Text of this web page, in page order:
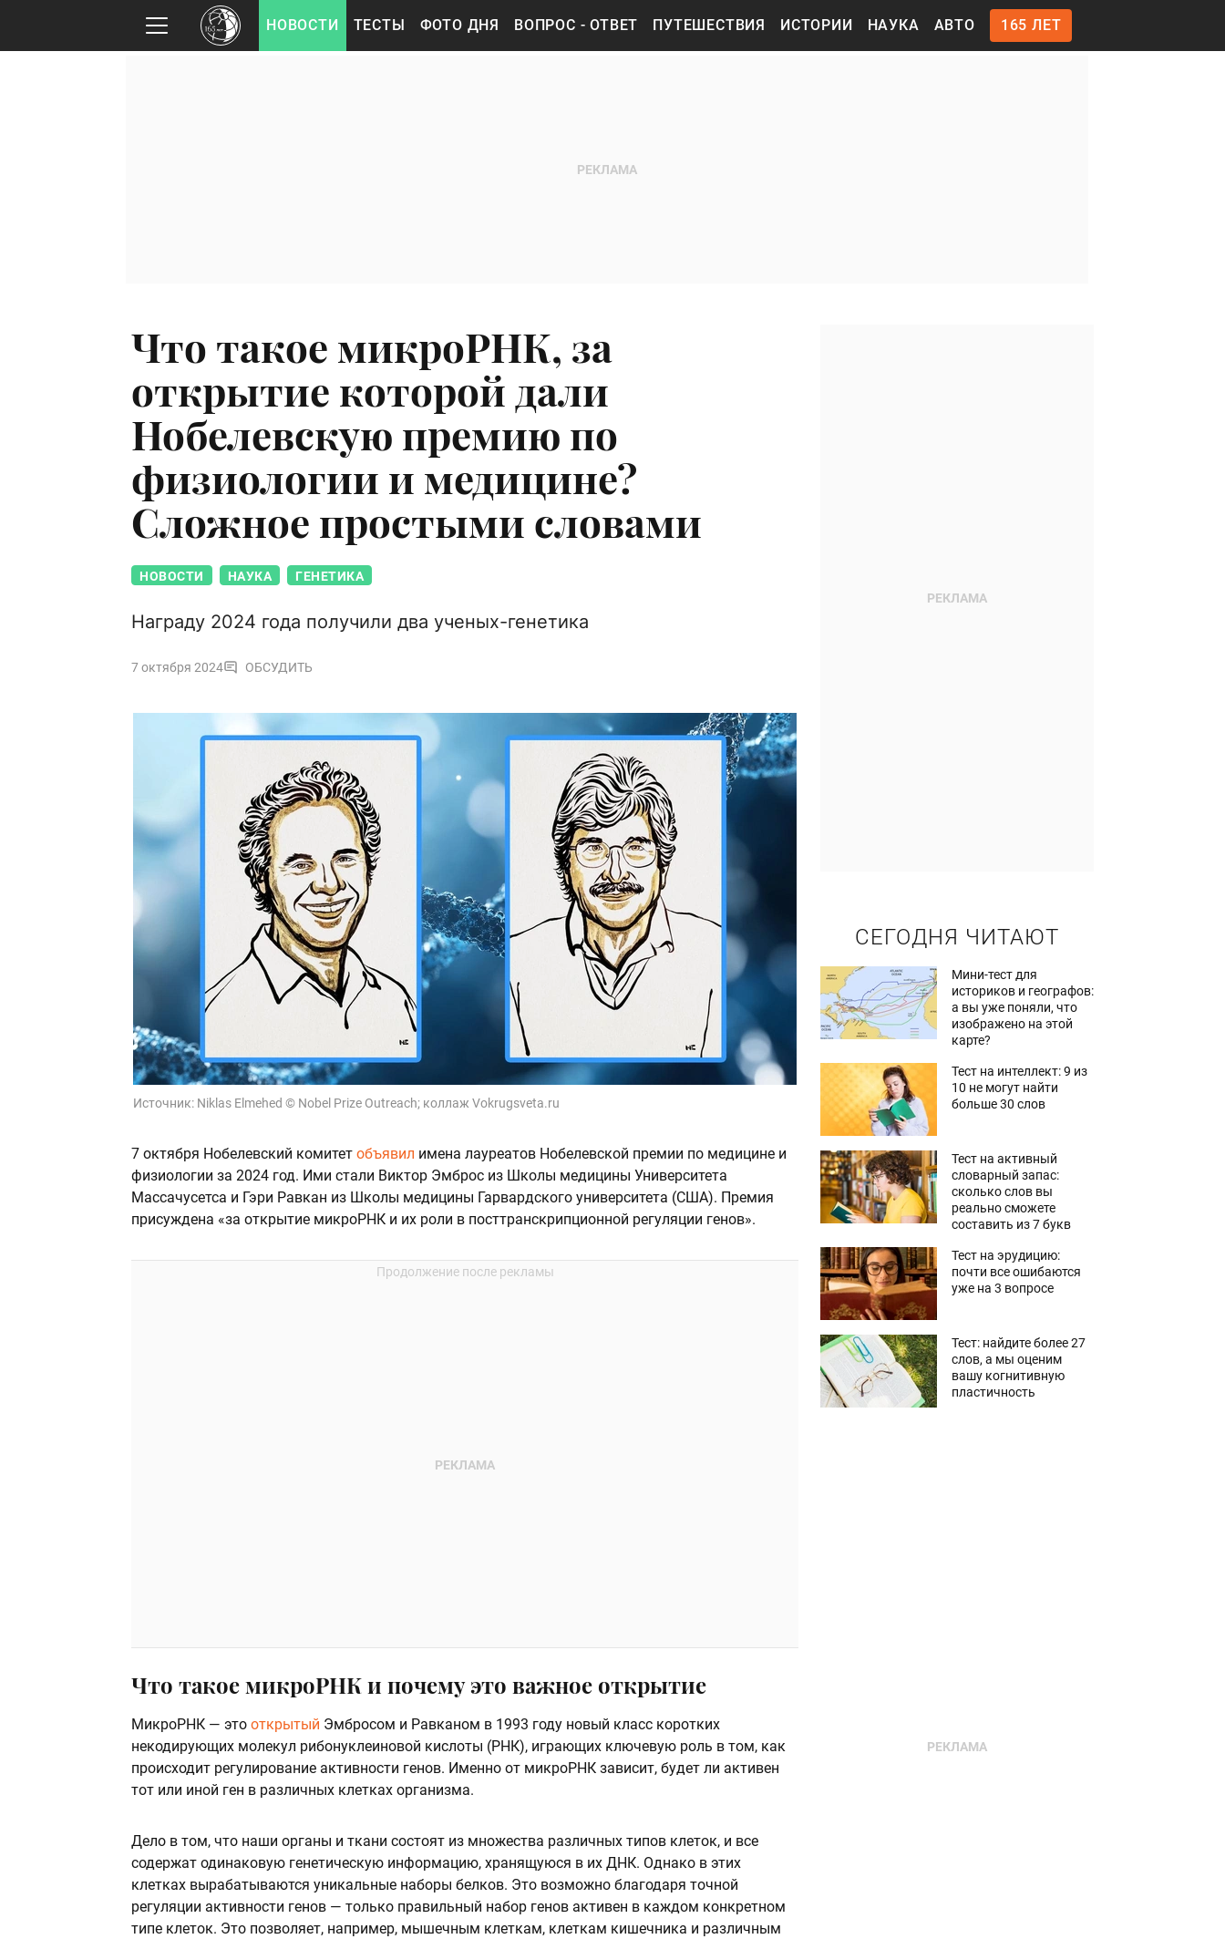
НОВОСТИ ТЕСТЫ ФОТО ДНЯ ВОПРОС - ОТВЕТ ПУТЕШЕСТВИЯ ИСТОРИИ НАУКА АВТО 165 ЛЕТ
Что такое микроРНК, за
открытие которой дали
Нобелевскую премию по
физиологии и медицине?
Сложное простыми словами
НОВОСТИ НАУКА ГЕНЕТИКА
Награду 2024 года получили два ученых-генетика
7 октября 2024 ОБСУДИТЬ
Источник: Niklas Elmehed © Nobel Prize Outreach; коллаж Vokrugsveta.ru
7 октября Нобелевский комитет объявил имена лауреатов Нобелевской премии по медицине и
физиологии за 2024 год. Ими стали Виктор Эмброс из Школы медицины Университета
Массачусетса и Гэри Равкан из Школы медицины Гарвардского университета (США). Премия
присуждена «за открытие микроРНК и их роли в посттранскрипционной регуляции генов».
Что такое микроРНК и почему это важное открытие
МикроРНК — это открытый Эмбросом и Равканом в 1993 году новый класс коротких
некодирующих молекул рибонуклеиновой кислоты (РНК), играющих ключевую роль в том, как
происходит регулирование активности генов. Именно от микроРНК зависит, будет ли активен
тот или иной ген в различных клетках организма.
Дело в том, что наши органы и ткани состоят из множества различных типов клеток, и все
содержат одинаковую генетическую информацию, хранящуюся в их ДНК. Однако в этих
клетках вырабатываются уникальные наборы белков. Это возможно благодаря точной
регуляции активности генов — только правильный набор генов активен в каждом конкретном
типе клеток. Это позволяет, например, мышечным клеткам, клеткам кишечника и различным
СЕГОДНЯ ЧИТАЮТ
Мини-тест для
историков и географов:
а вы уже поняли, что
изображено на этой
карте?
Тест на интеллект: 9 из
10 не могут найти
больше 30 слов
Тест на активный
словарный запас:
сколько слов вы
реально сможете
составить из 7 букв
Тест на эрудицию:
почти все ошибаются
уже на 3 вопросе
Тест: найдите более 27
слов, а мы оценим
вашу когнитивную
пластичность